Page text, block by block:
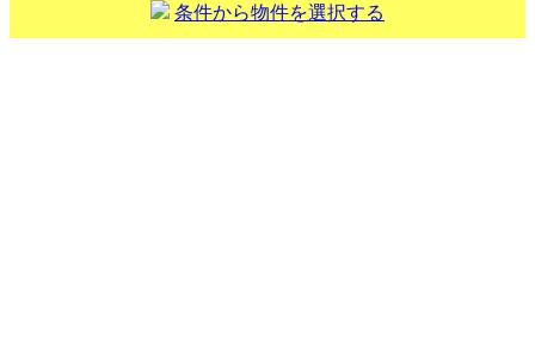
条件から物件を選択する